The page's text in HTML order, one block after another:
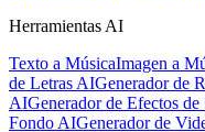
Herramientas AI
Texto a MúsicaImagen a
de Letras AIGenerador de
AIGenerador de Efectos
Fondo AIGenerador de